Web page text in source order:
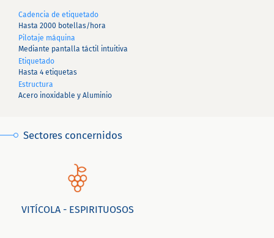
Cadencia de etiquetado
Hasta 2000 botellas/hora
Pilotaje máquina
Mediante pantalla táctil intuitiva
Etiquetado
Hasta 4 etiquetas
Estructura
Acero inoxidable y Aluminio
Sectores concernidos
VITÍCOLA - ESPIRITUOSOS